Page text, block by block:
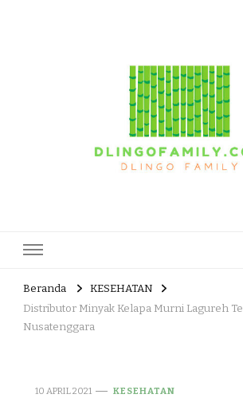
Beranda
KESEHATAN
Distributor Minyak Kelapa Murni Lagureh
Nusatenggara
10 APRIL 2021 KESEHATAN